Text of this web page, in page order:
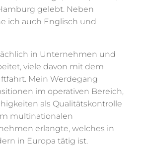
gelebt. Neben
ich auch Englisch und
in Unternehmen und
viele davon mit dem
Mein Werdegang
im operativen Bereich,
als Qualitätskontrolle
multinationalen
erlangte, welches in
in Europa tätig ist.